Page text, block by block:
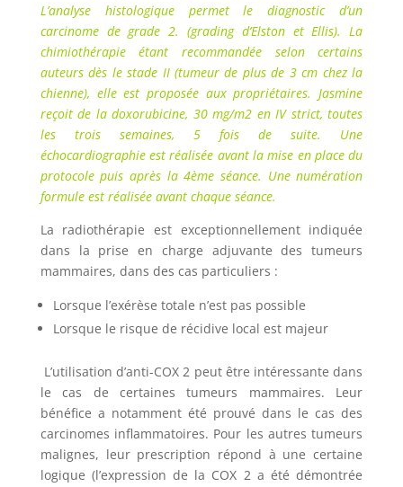
L’analyse histologique permet le diagnostic d’un
carcinome de grade 2. (grading d’Elston et Ellis). La
chimiothérapie étant recommandée selon certains
auteurs dès le stade II (tumeur de plus de 3 cm chez la
chienne), elle est proposée aux propriétaires. Jasmine
reçoit de la doxorubicine, 30 mg/m2 en IV strict, toutes
les trois semaines, 5 fois de suite. Une
échocardiographie est réalisée avant la mise en place du
protocole puis après la 4ème séance. Une numération
formule est réalisée avant chaque séance.
La radiothérapie est exceptionnellement indiquée
dans la prise en charge adjuvante des tumeurs
mammaires, dans des cas particuliers :
Lorsque l’exérèse totale n’est pas possible
Lorsque le risque de récidive local est majeur
L’utilisation d’anti-COX 2 peut être intéressante dans
le cas de certaines tumeurs mammaires. Leur
bénéfice a notamment été prouvé dans le cas des
carcinomes inflammatoires. Pour les autres tumeurs
malignes, leur prescription répond à une certaine
logique (l’expression de la COX 2 a été démontrée